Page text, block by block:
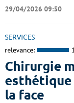
29/04/2026 09:50
SERVICES
relevance:
Chirurgie
la face